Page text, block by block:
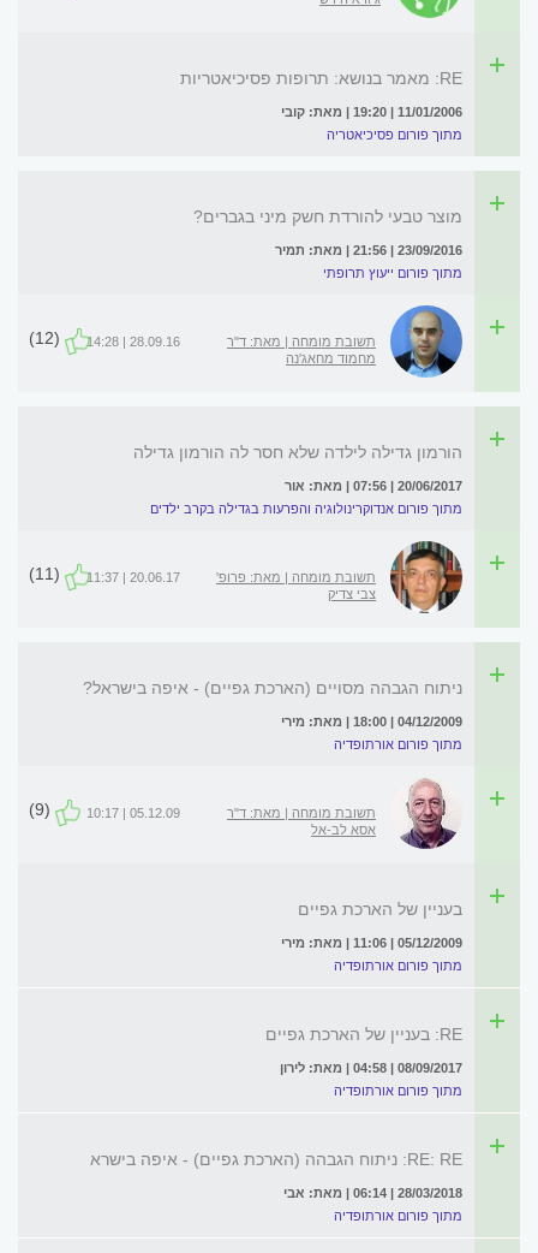
RE: מאמר בנושא: תרופות פסיכיאטריות
11/01/2006 | 19:20 | מאת: קובי
מתוך פורום פסיכיאטריה
מוצר טבעי להורדת חשק מיני בגברים?
23/09/2016 | 21:56 | מאת: תמיר
מתוך פורום ייעוץ תרופתי
תשובת מומחה | מאת: ד"ר
מחמוד מחאג'נה
28.09.16 | 14:28
(12)
הורמון גדילה לילדה שלא חסר לה הורמון גדילה
20/06/2017 | 07:56 | מאת: אור
מתוך פורום אנדוקרינולוגיה והפרעות בגדילה בקרב ילדים
תשובת מומחה | מאת: פרופ'
צבי צדיק
20.06.17 | 11:37
(11)
ניתוח הגבהה מסויים (הארכת גפיים) - איפה בישראל?
04/12/2009 | 18:00 | מאת: מירי
מתוך פורום אורתופדיה
תשובת מומחה | מאת: ד"ר
אסא לב-אל
05.12.09 | 10:17
(9)
בעניין של הארכת גפיים
05/12/2009 | 11:06 | מאת: מירי
מתוך פורום אורתופדיה
RE: בעניין של הארכת גפיים
08/09/2017 | 04:58 | מאת: לירון
מתוך פורום אורתופדיה
RE: RE: ניתוח הגבהה (הארכת גפיים) - איפה בישרא
28/03/2018 | 06:14 | מאת: אבי
מתוך פורום אורתופדיה